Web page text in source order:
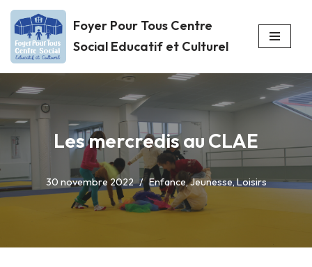
Aller
au
contenu
Foyer Pour Tous Centre
Social Educatif et Culturel
Les mercredis au CLAE
30 novembre 2022 Enfance,Jeunesse,Loisirs